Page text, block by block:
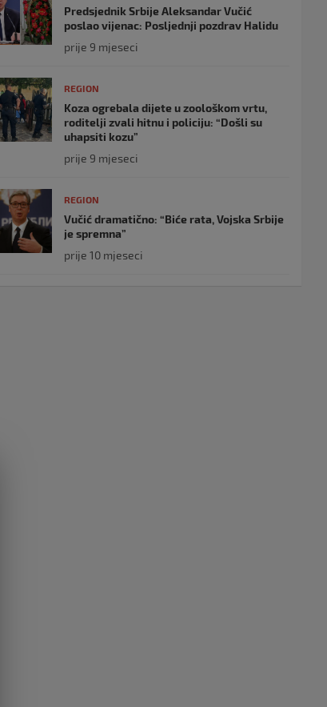
Predsjednik Srbije Aleksandar Vučić
poslao vijenac: Posljednji pozdrav Halidu
prije 9 mjeseci
REGION
Koza ogrebala dijete u zoološkom vrtu,
roditelji zvali hitnu i policiju: “Došli su
uhapsiti kozu”
prije 9 mjeseci
REGION
Vučić dramatično: “Biće rata, Vojska Srbije
je spremna”
prije 10 mjeseci